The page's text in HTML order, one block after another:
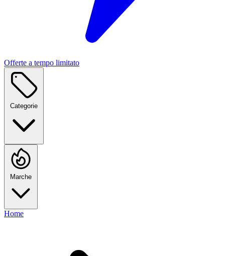
Offerte a tempo limitato
Categorie
Marche
Home